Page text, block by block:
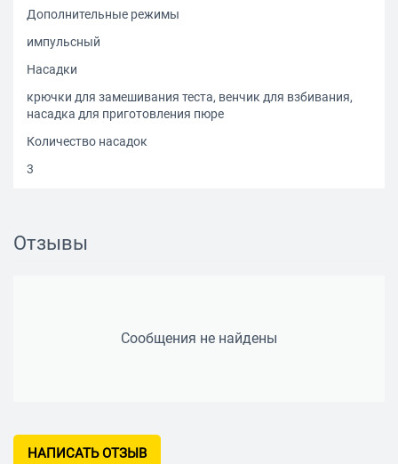
Дополнительные режимы
импульсный
Насадки
крючки для замешивания теста, венчик для взбивания,
насадка для приготовления пюре
Количество насадок
3
Особенности
Длина сетевого шнура
Дополнительная информация
Отзывы
Сообщения не найдены
НАПИСАТЬ ОТЗЫВ